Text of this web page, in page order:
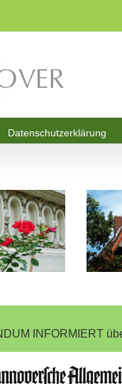
Datenschutzerklärung
INFORMIERT